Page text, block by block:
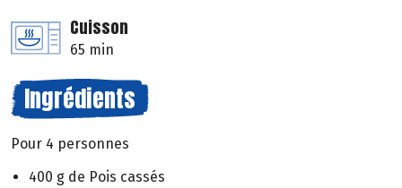
Cuisson
65 min
Ingrédients
Pour 4 personnes
400 g de Pois cassés